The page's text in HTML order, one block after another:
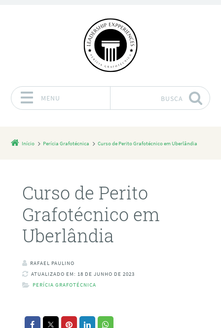
MENU BUSCA
Início Perícia Grafotécnica Curso de Perito Grafotécnico em Uberlândia
Curso de Perito
Grafotécnico em
Uberlândia
RAFAEL PAULINO
ATUALIZADO EM: 18 DE JUNHO DE 2023
PERÍCIA GRAFOTÉCNICA